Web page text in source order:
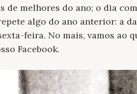
de melhores do ano; o dia
repete algo do ano anterior: a
feira. No mais, vamos ao
Facebook.